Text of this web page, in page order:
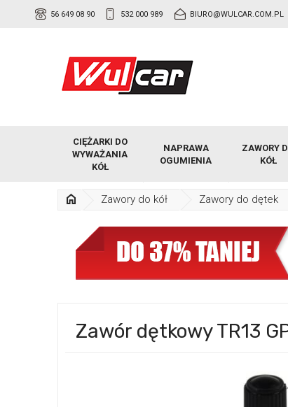
56 649 08 90 532 000 989 BIURO@WULCAR.COM.PL
CIĘŻARKI DO
WYWAŻANIA
KÓŁ
NAPRAWA
OGUMIENIA
ZAWORY
KÓŁ
Zawory do kół Zawory do dętek
Zawór dętkowy TR13